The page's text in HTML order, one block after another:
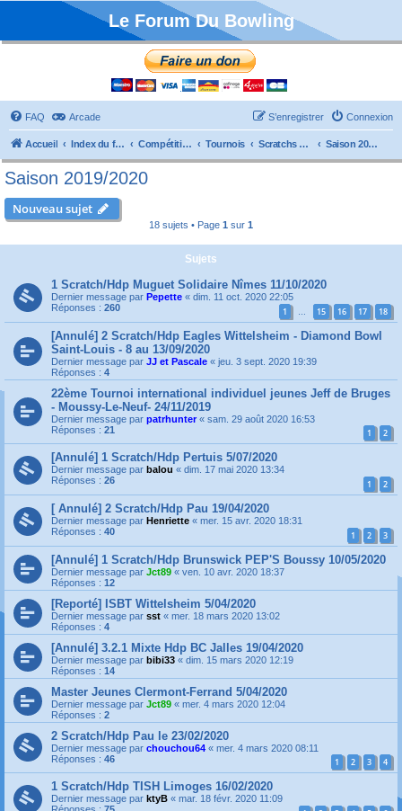
Le Forum Du Bowling
FAQ Arcade Connexion
S’enregistrer
Accueil Index du forum Compétitions Tournois Scratchs et Internationaux Saison 2019/2020
Saison 2019/2020
Nouveau sujet
18 sujets • Page 1 sur 1
Sujets
1 Scratch/Hdp Muguet Solidaire Nîmes 11/10/2020
Dernier message par Pepette « dim. 11 oct. 2020 22:05
Réponses : 260 1 … 15 16 17 18
[Annulé] 2 Scratch/Hdp Eagles Wittelsheim - Diamond Bowl
Saint-Louis - 8 au 13/09/2020
Dernier message par JJ et Pascale « jeu. 3 sept. 2020 19:39
Réponses : 4
22ème Tournoi international individuel jeunes Jeff de Bruges
- Moussy-Le-Neuf- 24/11/2019
Dernier message par patrhunter « sam. 29 août 2020 16:53
Réponses : 21 1 2
[Annulé] 1 Scratch/Hdp Pertuis 5/07/2020
Dernier message par balou « dim. 17 mai 2020 13:34
Réponses : 26 1 2
[ Annulé] 2 Scratch/Hdp Pau 19/04/2020
Dernier message par Henriette « mer. 15 avr. 2020 18:31
Réponses : 40 1 2 3
[Annulé] 1 Scratch/Hdp Brunswick PEP'S Boussy 10/05/2020
Dernier message par Jct89 « ven. 10 avr. 2020 18:37
Réponses : 12
[Reporté] ISBT Wittelsheim 5/04/2020
Dernier message par sst « mer. 18 mars 2020 13:02
Réponses : 4
[Annulé] 3.2.1 Mixte Hdp BC Jalles 19/04/2020
Dernier message par bibi33 « dim. 15 mars 2020 12:19
Réponses : 14
Master Jeunes Clermont-Ferrand 5/04/2020
Dernier message par Jct89 « mer. 4 mars 2020 12:04
Réponses : 2
2 Scratch/Hdp Pau le 23/02/2020
Dernier message par chouchou64 « mer. 4 mars 2020 08:11
Réponses : 46 1 2 3 4
1 Scratch/Hdp TISH Limoges 16/02/2020
Dernier message par ktyB « mar. 18 févr. 2020 11:09